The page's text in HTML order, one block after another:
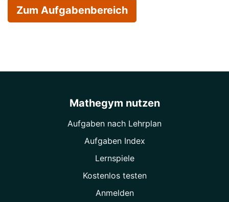
Zum Aufgabenbereich
Mathegym nutzen
Aufgaben nach Lehrplan
Aufgaben Index
Lernspiele
Kostenlos testen
Anmelden